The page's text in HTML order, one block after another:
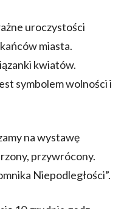
uroczystości
miasta.
kwiatów.
symbolem wolności i
na wystawę
przywrócony.
Niepodległości”.